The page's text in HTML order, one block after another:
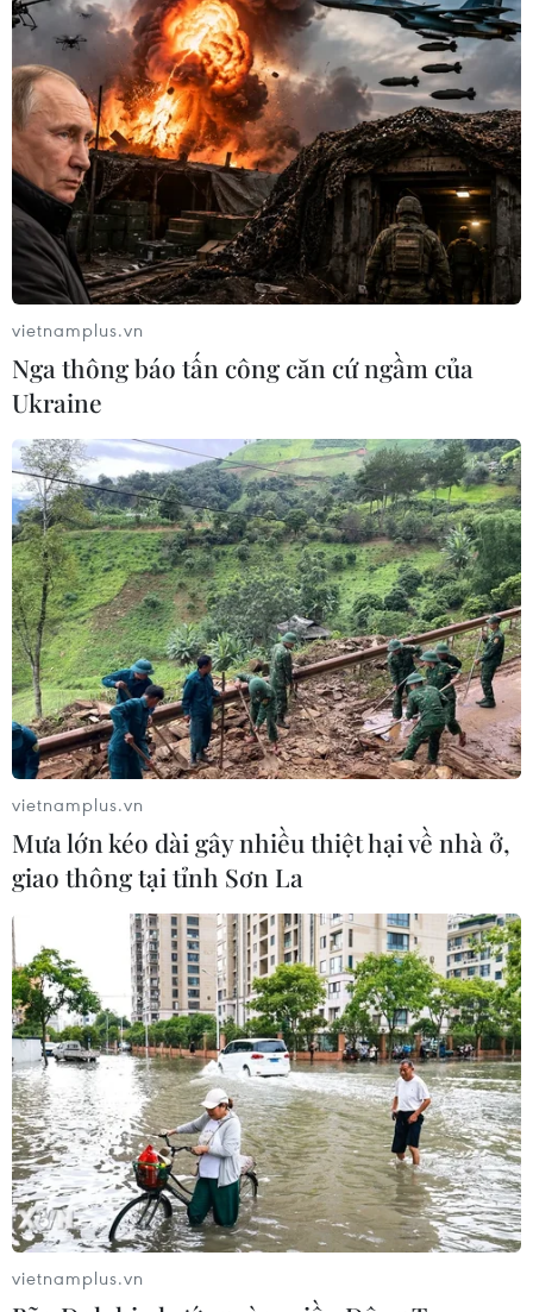
vietnamplus.vn
Nga thông báo tấn công căn cứ ngầm của
Ukraine
vietnamplus.vn
Mưa lớn kéo dài gây nhiều thiệt hại về nhà ở,
giao thông tại tỉnh Sơn La
vietnamplus.vn